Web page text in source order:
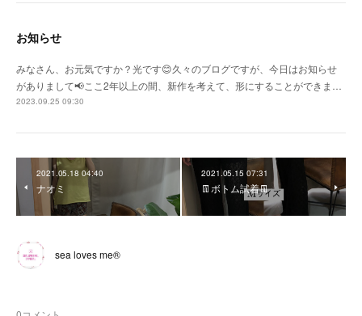
お知らせ
みなさん、お元気ですか？光です😊久々のブログですが、今日はお知らせ
がありまして📢ここ2年以上の間、新作を考えて、形にすることができま…
2023.09.25 09:30
2021.05.18 04:40
ナオミ
2021.05.15 07:31
👖ボトム試着👖
sea loves me®︎